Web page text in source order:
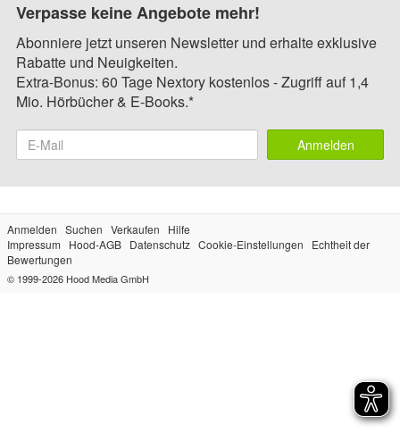
Verpasse keine Angebote mehr!
Abonniere jetzt unseren Newsletter und erhalte exklusive
Rabatte und Neuigkeiten.
Extra-Bonus: 60 Tage Nextory kostenlos - Zugriff auf 1,4
Mio. Hörbücher & E-Books.*
Anmelden
Anmelden Suchen Verkaufen
Hilfe
Impressum
Hood-AGB Datenschutz Cookie-Einstellungen
Echtheit der
Bewertungen
© 1999-2026 Hood Media GmbH